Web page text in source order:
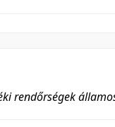
rendőrségek